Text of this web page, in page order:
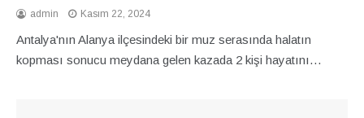
admin Kasım 22, 2024
Antalya'nın Alanya ilçesindeki bir muz serasında halatın
kopması sonucu meydana gelen kazada 2 kişi hayatını…